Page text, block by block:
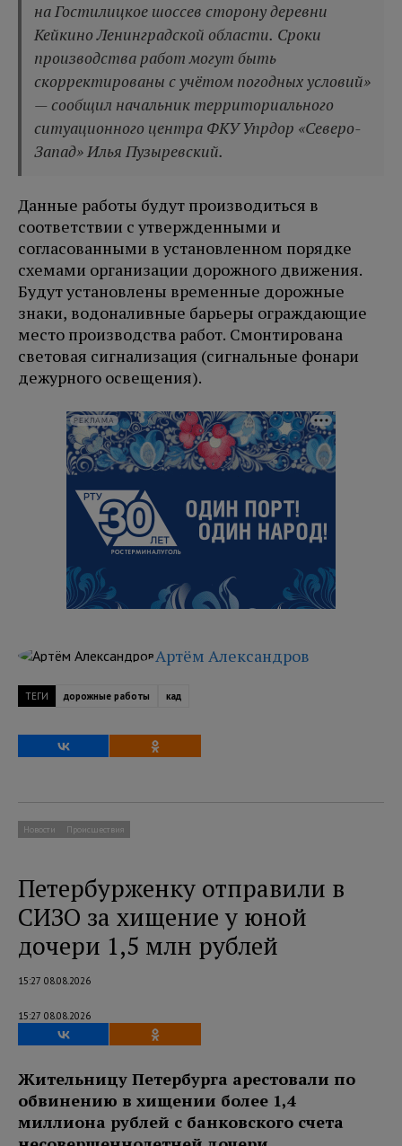
на Гостилицкое шоссев сторону деревни
Кейкино Ленинградской области. Сроки
производства работ могут быть
скорректированы с учётом погодных условий»
— сообщил начальник территориального
ситуационного центра ФКУ Упрдор «Северо-
Запад» Илья Пузыревский.
Данные работы будут производиться в
соответствии с утвержденными и
согласованными в установленном порядке
схемами организации дорожного движения.
Будут установлены временные дорожные
знаки, водоналивные барьеры ограждающие
место производства работ. Смонтирована
световая сигнализация (сигнальные фонари
дежурного освещения).
РЕКЛАМА
Артём Александров
ТЕГИ дорожные работы кад
Новости Происшествия
Петербурженку отправили в
СИЗО за хищение у юной
дочери 1,5 млн рублей
15:27 08.08.2026
15:27 08.08.2026
Жительницу Петербурга арестовали по
обвинению в хищении более 1,4
миллиона рублей с банковского счета